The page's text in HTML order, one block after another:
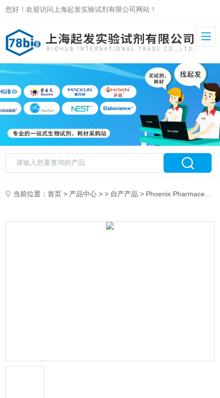
您好！欢迎访问上海起发实验试剂有限公司网站！
当前位置：首页 > 产品中心 > > 自产产品 > Phoenix Pharmaceuticals Inc 代理